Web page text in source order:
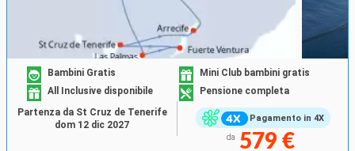
Pagamento in 4X
Bambini Gratis
Mini Club bambini gratis
All Inclusive disponibile
Pensione completa
da 579 €
Partenza da St Cruz de Tenerife
dom 12 dic 2027